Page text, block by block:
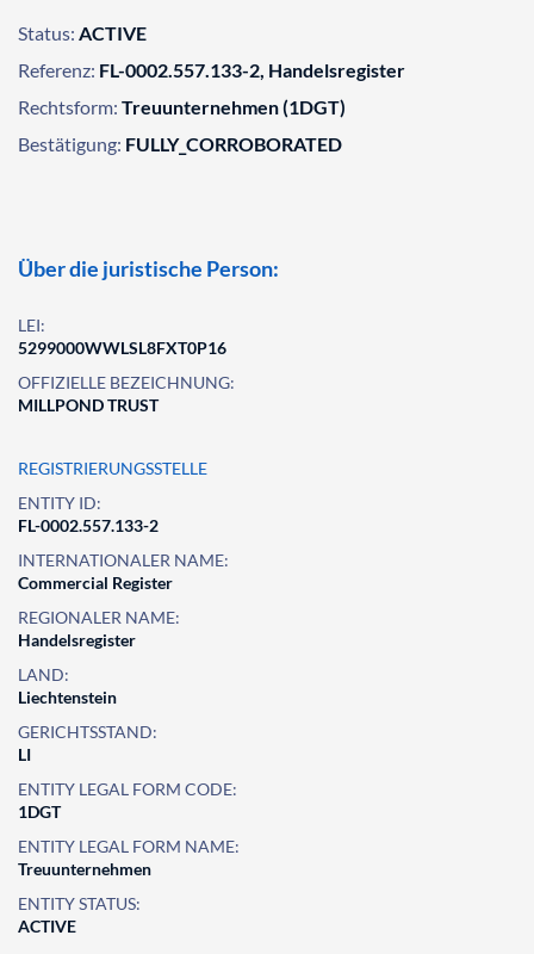
Status: ACTIVE
Referenz: FL-0002.557.133-2, Handelsregister
Rechtsform: Treuunternehmen (1DGT)
Bestätigung: FULLY_CORROBORATED
Über die juristische Person:
LEI:
5299000WWLSL8FXT0P16
OFFIZIELLE BEZEICHNUNG:
MILLPOND TRUST
REGISTRIERUNGSSTELLE
ENTITY ID:
FL-0002.557.133-2
INTERNATIONALER NAME:
Commercial Register
REGIONALER NAME:
Handelsregister
LAND:
Liechtenstein
GERICHTSSTAND:
LI
ENTITY LEGAL FORM CODE:
1DGT
ENTITY LEGAL FORM NAME:
Treuunternehmen
ENTITY STATUS:
ACTIVE